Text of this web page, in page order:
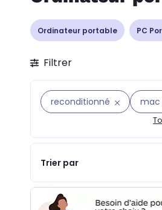
Ordinateur portable PC
Filtrer
reconditionné mac
Trier par